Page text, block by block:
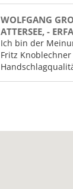
WOLFGANG
ATTERSEE, -
Ich bin der
Fritz